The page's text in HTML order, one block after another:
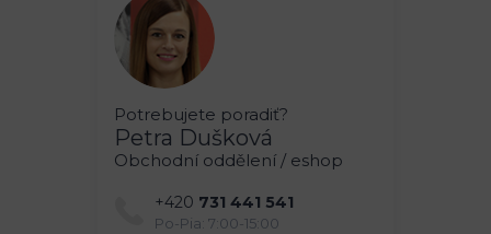
Potrebujete poradiť?
Petra Dušková
Obchodní oddělení / eshop
+420 731 441 541
Po-Pia: 7:00-15:00